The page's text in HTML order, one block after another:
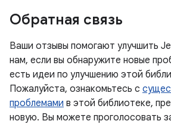
Обратная связь
Ваши отзывы помогают улучшить
нам, если вы обнаружите новые
есть идеи по улучшению этой
Пожалуйста, ознакомьтесь с
проблемами в этой библиотеке,
новую. Вы можете проголосовать